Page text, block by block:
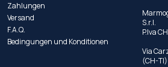
Zahlungen
Versand
F.A.Q.
Bedingungen und Konditionen
S.r.l.
P.Iva
Via
(CH-TI)